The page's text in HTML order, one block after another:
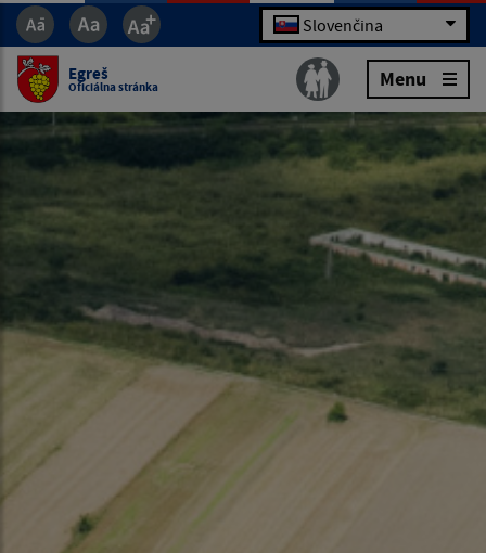
Slovenčina
Egreš
Oficiálna stránka Menu